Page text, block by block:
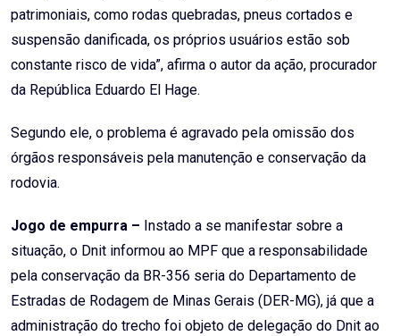
patrimoniais, como rodas quebradas, pneus cortados e
suspensão danificada, os próprios usuários estão sob
constante risco de vida”, afirma o autor da ação, procurador
da República Eduardo El Hage.
Segundo ele, o problema é agravado pela omissão dos
órgãos responsáveis pela manutenção e conservação da
rodovia.
Jogo de empurra – Instado a se manifestar sobre a
situação, o Dnit informou ao MPF que a responsabilidade
pela conservação da BR-356 seria do Departamento de
Estradas de Rodagem de Minas Gerais (DER-MG), já que a
administração do trecho foi objeto de delegação do Dnit ao